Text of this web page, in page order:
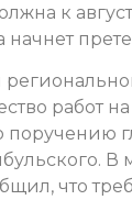
к
работ
поручению
В
что